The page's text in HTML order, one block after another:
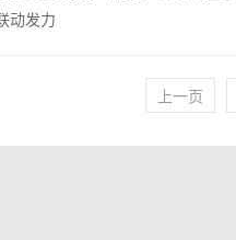
动发力
上一页